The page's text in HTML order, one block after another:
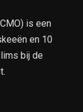
is een
en 10
bij de